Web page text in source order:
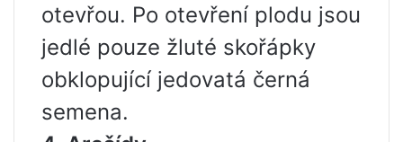
otevřou. Po otevření plodu jsou
jedlé pouze žluté skořápky
obklopující jedovatá černá
semena.